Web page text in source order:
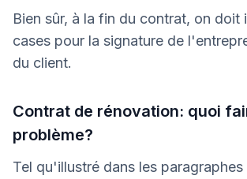
Bien sûr, à la fin du contrat, on doit
cases pour la signature de
du client.
Contrat de rénovation: quoi
problème?
Tel qu'illustré dans les